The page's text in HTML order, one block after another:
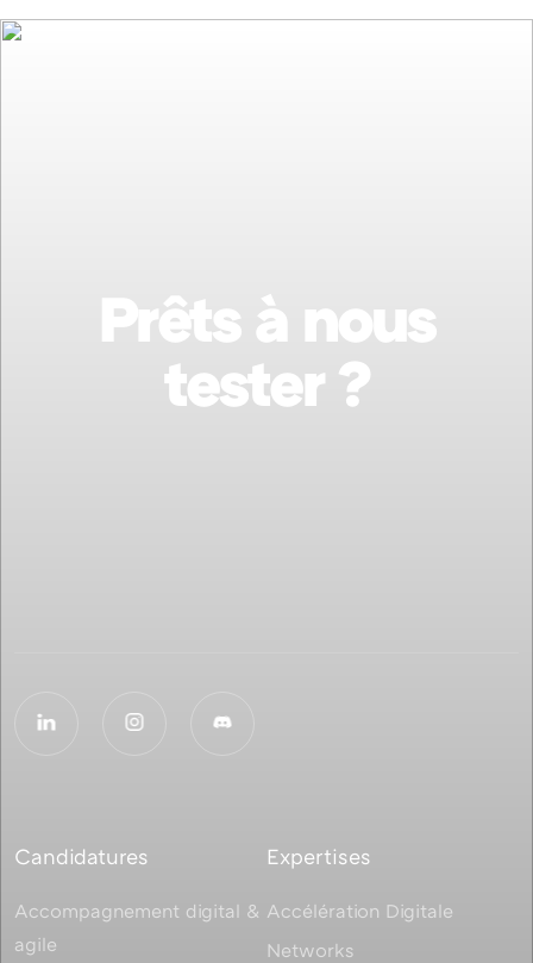
Prêts à nous
tester ?
Candidatures
Accompagnement digital &
agile
Expertises
Accélération Digitale
Networks